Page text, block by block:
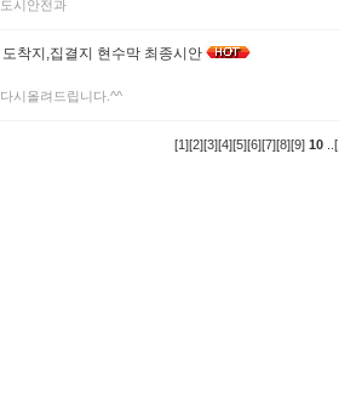
도시안전과
도착지,집결지 현수막 최종시안
다시올려드립니다.^^
[1][2][3][4][5][6][7][8][9] 10